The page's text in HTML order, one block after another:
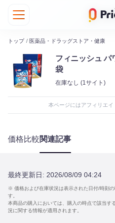
トップ / 医薬品・ドラッグストア・健康
フィニッシュ パ
袋
在庫なし (1サイト)
本ページにはアフィリエ
価格比較関連記事
最終更新日: 2026/08/09 04:24
※ 価格および在庫状況は表示された日付/時刻
す。
本商品の購入においては、購入の時点で該当す
況に関する情報が適用されます。